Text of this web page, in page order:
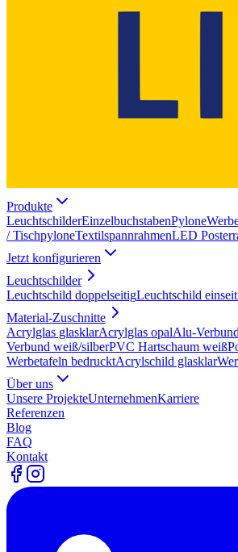
Produkte
LeuchtschilderEinzelbuchstabenPylone
/ TischpyloneTextilspannrahmenLED
Jetzt konfigurieren
Leuchtschilder
Leuchtschild doppelseitigLeuchtschild
Material-Zuschnitte
Acrylglas glasklarAcrylglas opalAlu-
Verbund weiß/silberPVC Hartschaum weiß
Werbetafeln bedrucktAcrylschild glasklar
Über uns
Unsere ProjekteUnternehmenKarriere
Referenzen
Blog
FAQ
Kontakt